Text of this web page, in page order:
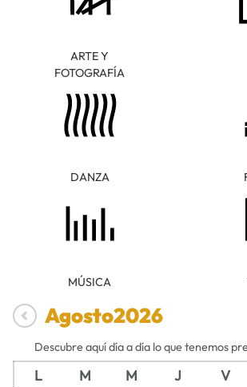
ARTE Y
FOTOGRAFÍA
DANZA
MÚSICA
Agosto2026
Descubre aquí día a día lo que tenemos
L M M J V